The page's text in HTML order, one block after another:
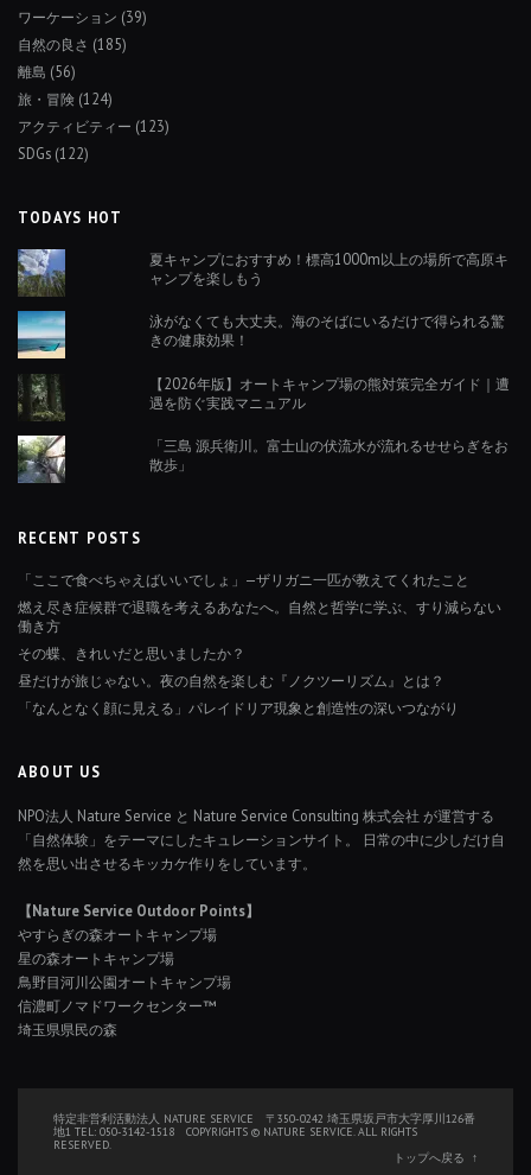
ワーケーション (39)
自然の良さ (185)
離島 (56)
旅・冒険 (124)
アクティビティー (123)
SDGs (122)
TODAYS HOT
夏キャンプにおすすめ！標高1000m以上の場所で高原キ
ャンプを楽しもう
泳がなくても大丈夫。海のそばにいるだけで得られる驚
きの健康効果！
【2026年版】オートキャンプ場の熊対策完全ガイド｜遭
遇を防ぐ実践マニュアル
「三島 源兵衛川。富士山の伏流水が流れるせせらぎをお
散歩」
RECENT POSTS
「ここで食べちゃえばいいでしょ」—ザリガニ一匹が教えてくれたこと
燃え尽き症候群で退職を考えるあなたへ。自然と哲学に学ぶ、すり減らない
働き方
その蝶、きれいだと思いましたか？
昼だけが旅じゃない。夜の自然を楽しむ『ノクツーリズム』とは？
「なんとなく顔に見える」パレイドリア現象と創造性の深いつながり
ABOUT US
NPO法人 Nature Service と Nature Service Consulting 株式会社 が運営する
「自然体験」をテーマにしたキュレーションサイト。 日常の中に少しだけ自
然を思い出させるキッカケ作りをしています。
【Nature Service Outdoor Points】
やすらぎの森オートキャンプ場
星の森オートキャンプ場
鳥野目河川公園オートキャンプ場
信濃町ノマドワークセンター™
埼玉県県民の森
特定非営利活動法人 NATURE SERVICE 〒350-0242 埼玉県坂戸市大字厚川126番
地1 TEL: 050-3142-1518 COPYRIGHTS © NATURE SERVICE. ALL RIGHTS
RESERVED.
トップへ戻る